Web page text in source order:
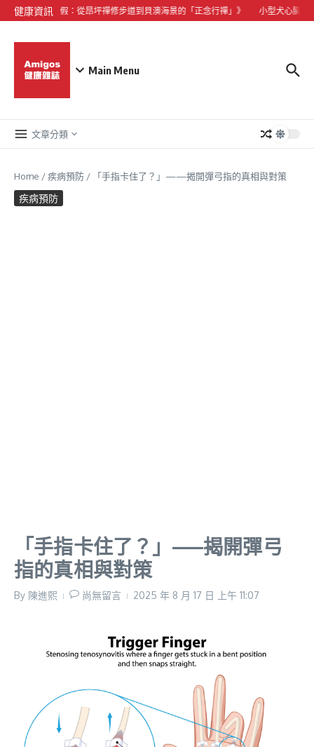
Skip to content
健康資訊
山心靈微度假：從昂坪禪修步道到貝澳海景的「正念行禪」》 小型犬心臟病
Main Menu
文章分類
Home /疾病預防 / 「手指卡住了？」——揭開彈弓指的真相與對策
疾病預防
「手指卡住了？」——揭開彈弓
指的真相與對策
By 陳進𤋮 尚無留言 2025 年 8 月 17 日 上午 11:07